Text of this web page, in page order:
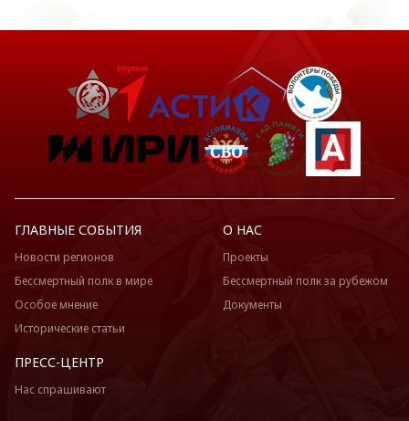
ГЛАВНЫЕ СОБЫТИЯ
Новости регионов
Бессмертный полк в мире
Особое мнение
Исторические статьи
О НАС
Проекты
Бессмертный полк за рубежом
Документы
ПРЕСС-ЦЕНТР
Нас спрашивают